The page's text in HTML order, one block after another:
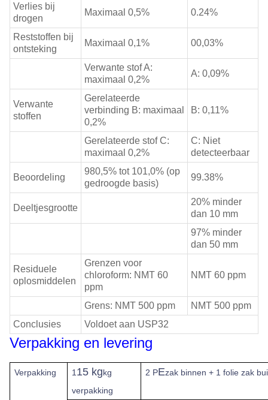
Verlies bij
drogen
Maximaal 0,5% 0.24%
Reststoffen bij
ontsteking
Maximaal 0,1% 00,03%
Verwante stof A:
maximaal 0,2%
A: 0,09%
Verwante
stoffen
Gerelateerde
verbinding B: maximaal
0,2%
B: 0,11%
Gerelateerde stof C:
maximaal 0,2%
C: Niet
detecteerbaar
Beoordeling
980,5% tot 101,0% (op
gedroogde basis)
99.38%
Deeltjesgrootte
20% minder
dan 10 mm
97% minder
dan 50 mm
Residuele
oplosmiddelen
Grenzen voor
chloroform: NMT 60
ppm
NMT 60 ppm
Grens: NMT 500 ppm
NMT 500 ppm
Conclusies
Voldoet aan USP32
Verpakking en levering
Verpakking 1 15 kgkg
verpakking
2 PEzak binnen + 1 folie zak